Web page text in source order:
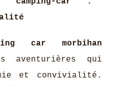
car morbihan
aventurières qui
et convivialité.